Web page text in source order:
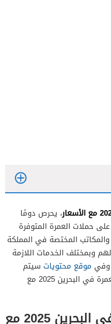
، يحرص دومًا
حملات العمرة المتوفرة
المختصة في المملكة
وبمختلف الخدمات اللازمة
وفي موقع محتويات سيتم
توضيح ما هي أبرز أفضل حملات العمرة في البحرين 2025 مع
افضل حملات العمرة في البحرين 2025 مع